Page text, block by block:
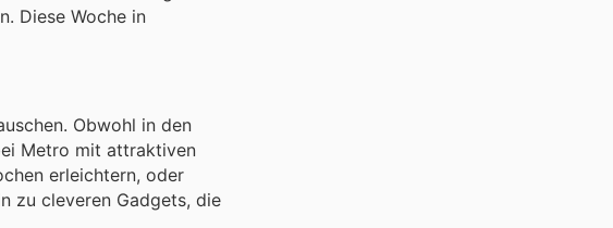
Diese Woche in
Obwohl in den
Metro mit attraktiven
erleichtern, oder
zu cleveren Gadgets, die